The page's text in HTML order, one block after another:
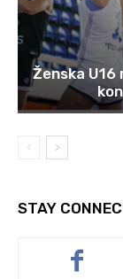
Ženska
STAY